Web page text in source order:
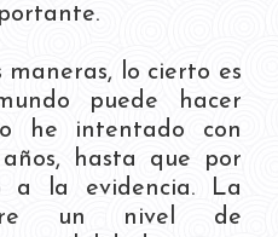
lo cierto es
puede hacer
he intentado con
hasta que por
a la evidencia. La
un nivel de